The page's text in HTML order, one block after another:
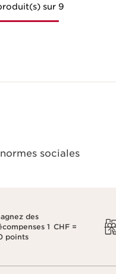
sur 9
sociales
des
1 CHF =
points